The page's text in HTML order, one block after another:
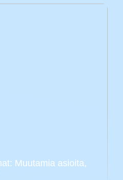
Muutamia asioita,